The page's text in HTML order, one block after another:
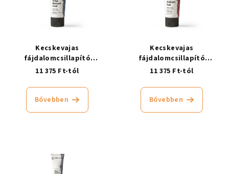
Kecskevajas
fájdalomcsillapító
ízületbalzsam, hűsítő
11 375 Ft-tól
Bővebben
Kecskevajas
fájdalomcsillapító
ízületbalzsam, melegítő
11 375 Ft-tól
Bővebben